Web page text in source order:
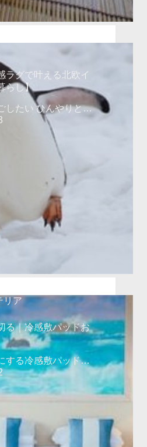
ラグで叶える北欧イ
らし】
したい ひんやりと…
リア
る｜冷感敷パッドお
する冷感敷パッド…